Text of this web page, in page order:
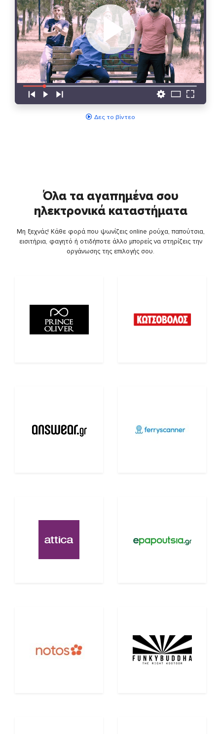
Δες το βίντεο
Όλα τα αγαπημένα σου
ηλεκτρονικά καταστήματα
Μη ξεχνάς! Κάθε φορά που ψωνίζεις online ρούχα, παπούτσια,
εισιτήρια, φαγητό ή οτιδήποτε άλλο μπορείς να στηρίζεις την
οργάνωσης της επιλογής σου.